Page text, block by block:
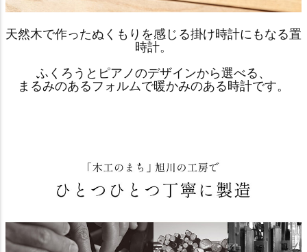
天然木で作ったぬくもりを感じる掛け時計にもなる置
時計。
ふくろうとピアノのデザインから選べる、
まるみのあるフォルムで暖かみのある時計です。